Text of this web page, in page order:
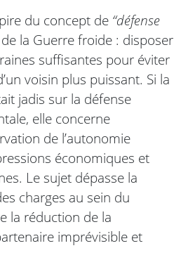
du concept de “défense
la Guerre froide : disposer
suffisantes pour éviter
voisin plus puissant. Si la
jadis sur la défense
elle concerne
de l’autonomie
économiques et
Le sujet dépasse la
charges au sein du
la réduction de la
imprévisible et